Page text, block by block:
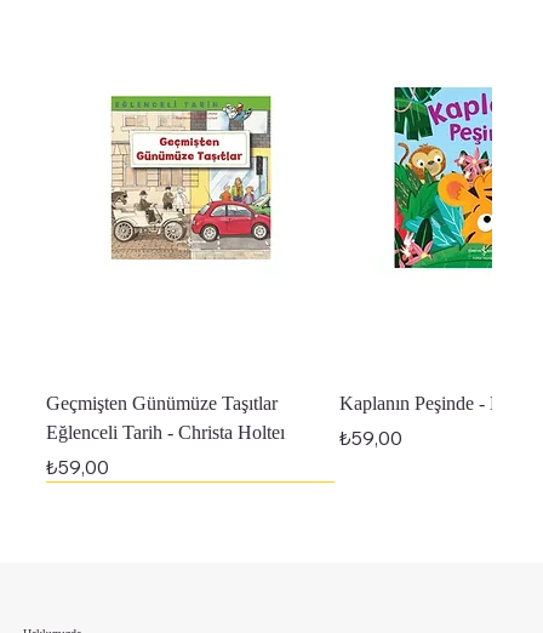
Geçmişten Günümüze Taşıtlar
Eğlenceli Tarih - Christa Holteı
Fiyat
₺59,00
Kaplanın Peşinde -
Fiyat
₺59,00